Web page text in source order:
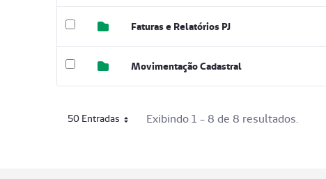
Faturas e Relatórios PJ
Movimentação Cadastral
50 EntradasPor página Exibindo 1 - 8 de 8 resultados.